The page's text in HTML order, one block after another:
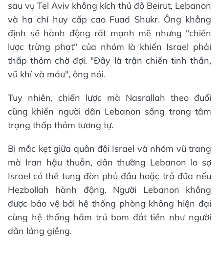
sau vụ Tel Aviv không kích thủ đô Beirut, Lebanon
và hạ chỉ huy cấp cao Fuad Shukr. Ông khẳng
định sẽ hành động rất mạnh mẽ nhưng "chiến
lược trừng phạt" của nhóm là khiến Israel phải
thấp thỏm chờ đợi. "Đây là trận chiến tinh thần,
vũ khí và máu", ông nói.
Tuy nhiên, chiến lược mà Nasrallah theo đuổi
cũng khiến người dân Lebanon sống trong tâm
trạng thấp thỏm tương tự.
Bị mắc kẹt giữa quân đội Israel và nhóm vũ trang
mà Iran hậu thuẫn, dân thường Lebanon lo sợ
Israel có thể tung đòn phủ đầu hoặc trả đũa nếu
Hezbollah hành động. Người Lebanon không
được bảo vệ bởi hệ thống phòng không hiện đại
cùng hệ thống hầm trú bom đắt tiền như người
dân láng giềng.